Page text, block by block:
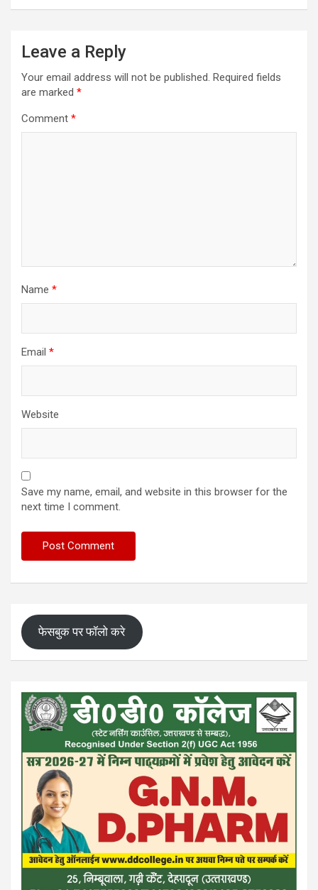
Leave a Reply
Your email address will not be published. Required fields
are marked *
Comment *
Name *
Email *
Website
Save my name, email, and website in this browser for the
next time I comment.
फेसबुक पर फॉलो करे